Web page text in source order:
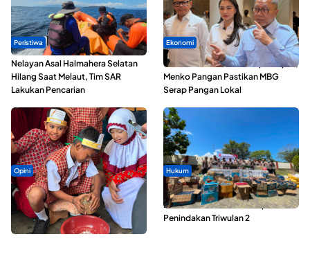
Peristiwa
Nelayan Asal Halmahera Selatan
Hilang Saat Melaut, Tim SAR
Lakukan Pencarian
Ekonomi
SPPG di Maluku Utara Dipercepat,
Menko Pangan Pastikan MBG
Serap Pangan Lokal
Opini
Tak Sekadar Memarut Kelapa,
Kukuran Tongole Jadi Media
Belajar Etnosains
Hukum
Polda Maluku Utara Musnahkan
Ribuan Liter Miras Hasil Operasi
Penindakan Triwulan 2